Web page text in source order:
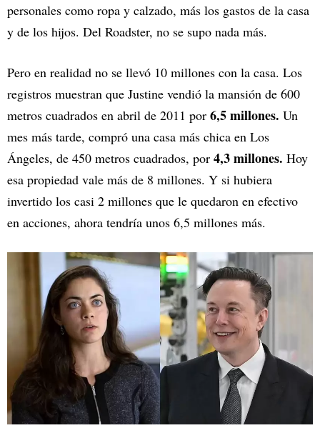
personales como ropa y calzado, más los gastos de la casa
y de los hijos. Del Roadster, no se supo nada más.
Pero en realidad no se llevó 10 millones con la casa. Los
registros muestran que Justine vendió la mansión de 600
metros cuadrados en abril de 2011 por 6,5 millones. Un
mes más tarde, compró una casa más chica en Los
Ángeles, de 450 metros cuadrados, por 4,3 millones. Hoy
esa propiedad vale más de 8 millones. Y si hubiera
invertido los casi 2 millones que le quedaron en efectivo
en acciones, ahora tendría unos 6,5 millones más.